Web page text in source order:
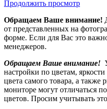
Продолжить просмотр
Обращаем Ваше внимание!
от представленных на
форме. Если для Вас это
менеджеров.
Обращаем Ваше внимание!
настройки по цветам,
цвета самого товара, а
мониторе могут отличаться
цветов. Просим учитывать